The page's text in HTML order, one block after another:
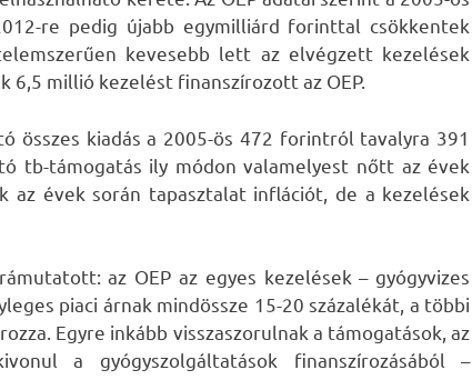
re pedig újabb egymilliárd forinttal csökkentek
kevesebb lett az elvégzett kezelések
6,5 millió kezelést finanszírozott az OEP.
összes kiadás a 2005-ös 472 forintról tavalyra 391
tb-támogatás ily módon valamelyest nőtt az évek
évek során tapasztalat inflációt, de a kezelések
az OEP az egyes kezelések – gyógyvizes
piaci árnak mindössze 15-20 százalékát, a többi
Egyre inkább visszaszorulnak a támogatások, az
a gyógyszolgáltatások finanszírozásából –